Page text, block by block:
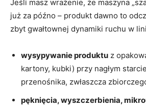
Jeśli masz wrażenie, że maszyna
już za późno – produkt dawno to
zbyt gwałtownej dynamiki ruchu w
wysypywanie produktu z
kartony, kubki) przy nagłym
przenośnika, zwłaszcza
pęknięcia, wyszczerbienia,